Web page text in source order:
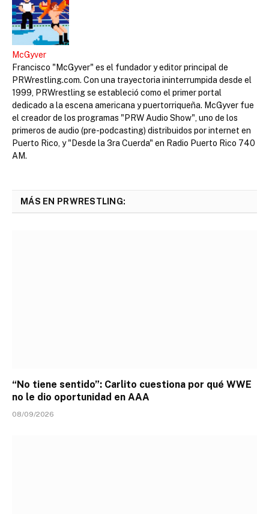
McGyver
Francisco "McGyver" es el fundador y editor principal de
PRWrestling.com. Con una trayectoria ininterrumpida desde el
1999, PRWrestling se estableció como el primer portal
dedicado a la escena americana y puertorriqueña. McGyver fue
el creador de los programas "PRW Audio Show", uno de los
primeros de audio (pre-podcasting) distribuidos por internet en
Puerto Rico, y "Desde la 3ra Cuerda" en Radio Puerto Rico 740
AM.
MÁS EN PRWRESTLING:
“No tiene sentido”: Carlito cuestiona por qué WWE
no le dio oportunidad en AAA
08/09/2026